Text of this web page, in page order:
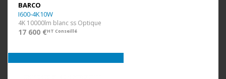
BARCO
I600-4K10W
4K 10000lm blanc ss Optique
17 600 €HT Conseillé